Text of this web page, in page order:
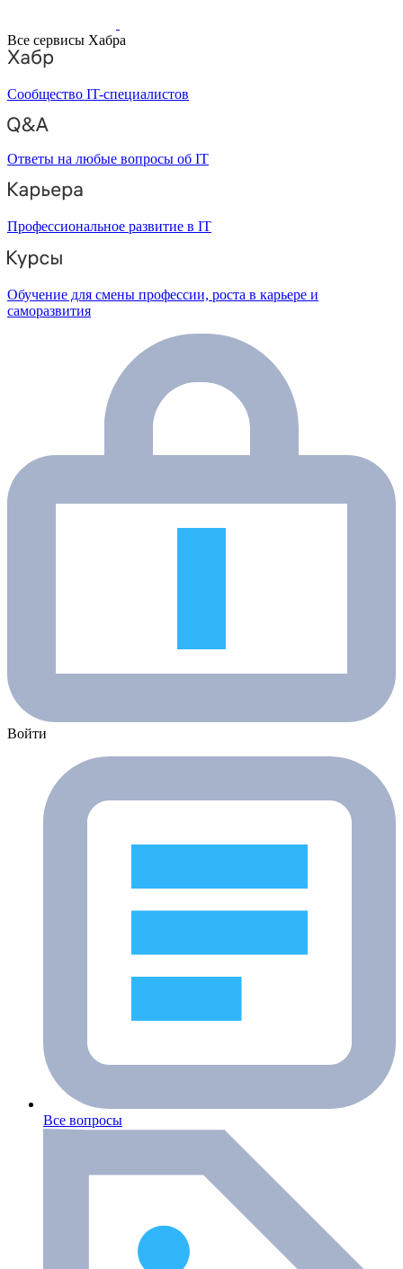
Все сервисы Хабра
Сообщество IT-специалистов
Ответы на любые вопросы об IT
Профессиональное развитие в IT
Обучение для смены профессии, роста в карьере и
саморазвития
Войти
Все вопросы